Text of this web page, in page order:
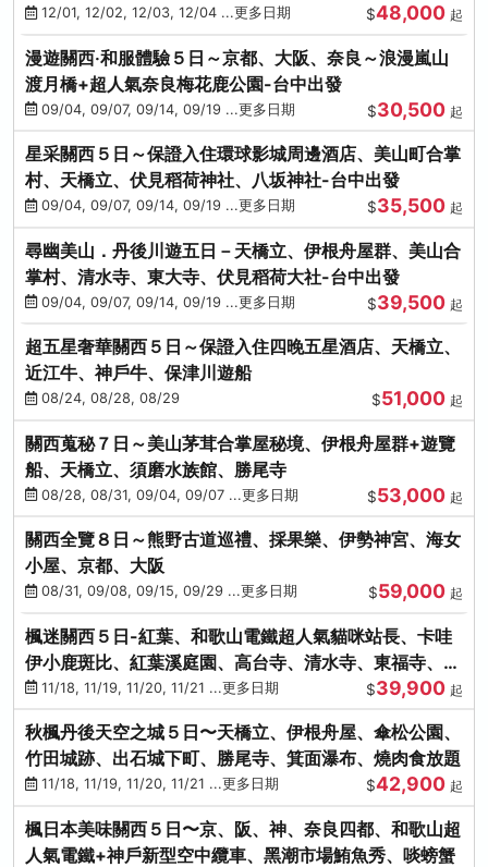
村(不進免稅店)
12/01, 12/02, 12/03, 12/04 ...更多日期 $48,000 起
漫遊關西‧和服體驗５日～京都、大阪、奈良～浪漫嵐山
渡月橋+超人氣奈良梅花鹿公園-台中出發
09/04, 09/07, 09/14, 09/19 ...更多日期 $30,500 起
星采關西５日～保證入住環球影城周邊酒店、美山町合掌
村、天橋立、伏見稻荷神社、八坂神社-台中出發
09/04, 09/07, 09/14, 09/19 ...更多日期 $35,500 起
尋幽美山．丹後川遊五日－天橋立、伊根舟屋群、美山合
掌村、清水寺、東大寺、伏見稻荷大社-台中出發
09/04, 09/07, 09/14, 09/19 ...更多日期 $39,500 起
超五星奢華關西５日～保證入住四晚五星酒店、天橋立、
近江牛、神戶牛、保津川遊船
08/24, 08/28, 08/29 $51,000 起
關西蒐秘７日～美山茅茸合掌屋秘境、伊根舟屋群+遊覽
船、天橋立、須磨水族館、勝尾寺
08/28, 08/31, 09/04, 09/07 ...更多日期 $53,000 起
關西全覽８日～熊野古道巡禮、採果樂、伊勢神宮、海女
小屋、京都、大阪
08/31, 09/08, 09/15, 09/29 ...更多日期 $59,000 起
楓迷關西５日-紅葉、和歌山電鐵超人氣貓咪站長、卡哇
伊小鹿斑比、紅葉溪庭園、高台寺、清水寺、東福寺、伊
勢龍蝦+和牛
11/18, 11/19, 11/20, 11/21 ...更多日期 $39,900 起
秋楓丹後天空之城５日〜天橋立、伊根舟屋、傘松公園、
竹田城跡、出石城下町、勝尾寺、箕面瀑布、燒肉食放題
11/18, 11/19, 11/20, 11/21 ...更多日期 $42,900 起
楓日本美味關西５日〜京、阪、神、奈良四都、和歌山超
人氣電鐵+神戶新型空中纜車、黑潮市場鮪魚秀、啖螃蟹